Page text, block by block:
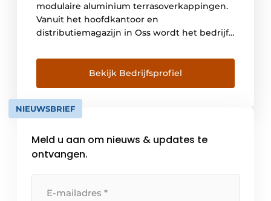
modulaire aluminium terrasoverkappingen.
Vanuit het hoofdkantoor en
distributiemagazijn in Oss wordt het bedrijf
enthousiast team. Behalve de Deponti
aluminium terrasoverkapping werkt Deponti
aan een hele range van buitenleven
producten. Deponti wil met zijn
productassortiment het binnenleven
“Bestaande en nieuwe […]
Bekijk Bedrijfsprofiel
NIEUWSBRIEF
Meld u aan om nieuws & updates te
ontvangen.